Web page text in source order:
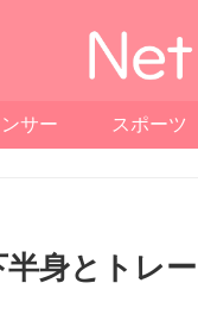
サー スポーツ
身とトレ